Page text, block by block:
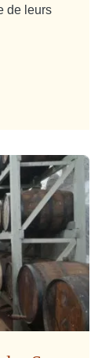
de leurs